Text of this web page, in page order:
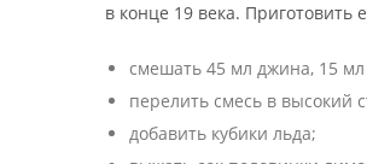
в конце 19 века. Приготовить
смешать 45 мл джина, 15
перелить смесь в высокий
добавить кубики льда;